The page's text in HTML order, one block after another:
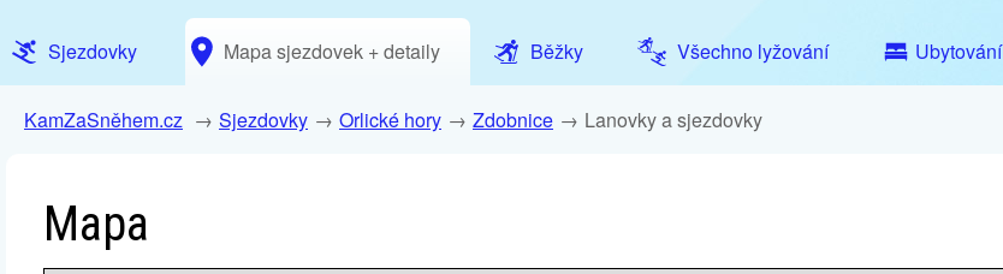
Sjezdovky Mapa sjezdovek + detaily Běžky Všechno lyžování Ubytování
KamZaSněhem.cz Sjezdovky Orlické hory Zdobnice Lanovky a sjezdovky
Mapa